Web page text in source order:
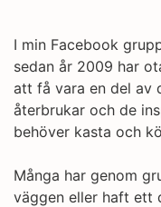
I min Facebook
sedan år 2009 har
att få vara en del av
återbrukar och de
behöver kasta och
Många har genom
väggen eller haft ett